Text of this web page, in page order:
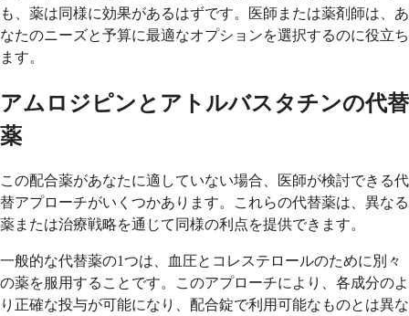
も、薬は同様に効果があるはずです。医師または薬剤師は、あ
なたのニーズと予算に最適なオプションを選択するのに役立ち
ます。
アムロジピンとアトルバスタチンの代替
薬
この配合薬があなたに適していない場合、医師が検討できる代
替アプローチがいくつかあります。これらの代替薬は、異なる
薬または治療戦略を通じて同様の利点を提供できます。
一般的な代替薬の1つは、血圧とコレステロールのために別々
の薬を服用することです。このアプローチにより、各成分のよ
り正確な投与が可能になり、配合錠で利用可能なものとは異な